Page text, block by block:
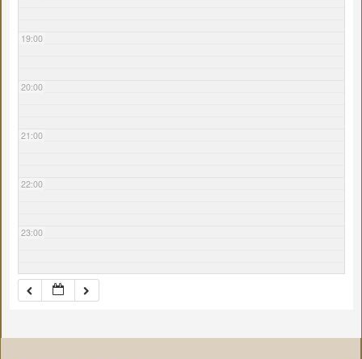
19:00
20:00
21:00
22:00
23:00